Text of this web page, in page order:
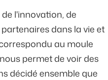
l'innovation, de
dans la vie et
au moule
permet de voir des
décidé ensemble que